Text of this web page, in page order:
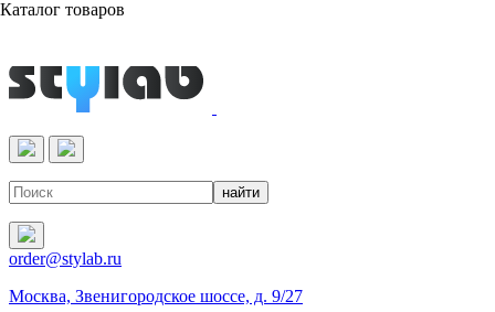
Реактивы & Оборудование
order@stylab.ru
Москва, Звенигородское шоссе, д. 9/27
Каталог товаров